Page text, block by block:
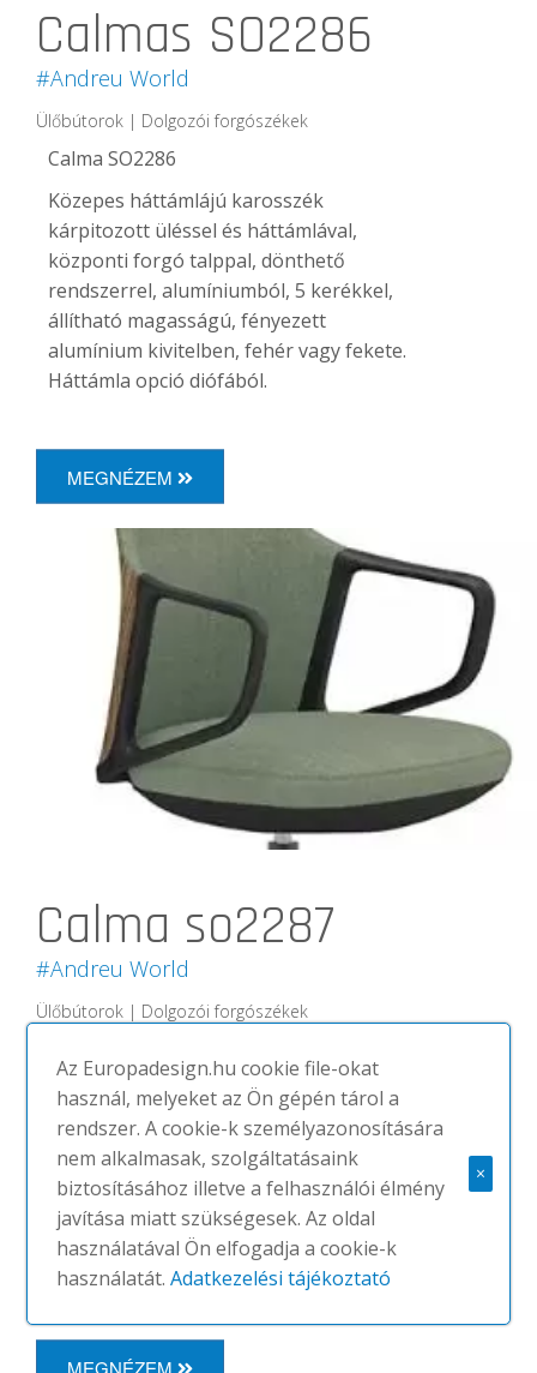
Calmas SO2286
#Andreu World
Ülőbútorok | Dolgozói forgószékek
Calma SO2286
Közepes háttámlájú karosszék
kárpitozott üléssel és háttámlával,
központi forgó talppal, dönthető
rendszerrel, alumíniumból, 5 kerékkel,
állítható magasságú, fényezett
alumínium kivitelben, fehér vagy fekete.
Háttámla opció diófából.
MEGNÉZEM
Calma so2287
#Andreu World
Ülőbútorok | Dolgozói forgószékek
Közepes háttámlájú karosszék
kárpitozott üléssel és háttámlával,
központi forgó talppal, dönthető
rendszerrel, Eco termopolimerből
készült, 5 kerékkel, állítható
magasságú, fekete kivitelben. Háttámla
opció diófából.
MEGNÉZEM
Az Europadesign.hu cookie file-okat
használ, melyeket az Ön gépén tárol a
rendszer. A cookie-k személyazonosítására
nem alkalmasak, szolgáltatásaink
biztosításához illetve a felhasználói élmény
javítása miatt szükségesek. Az oldal
használatával Ön elfogadja a cookie-k
használatát.Adatkezelési tájékoztató
×